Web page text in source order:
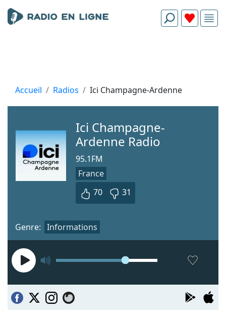
Accueil Radios Ici Champagne-Ardenne
Ici Champagne-
Ardenne Radio
95.1FM
France
70
31
Genre: Informations